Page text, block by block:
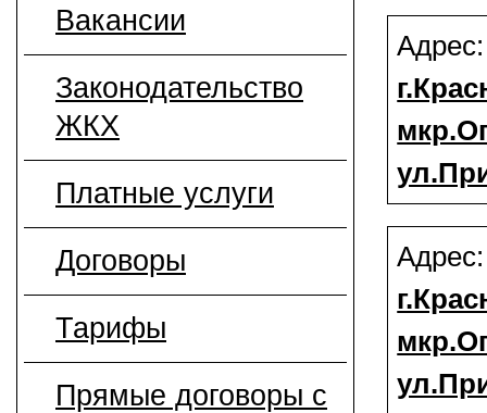
Вакансии
Законодательство
ЖКХ
Платные услуги
Договоры
Тарифы
Прямые договоры с